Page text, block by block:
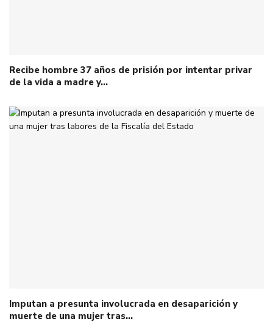
Recibe hombre 37 años de prisión por intentar privar
de la vida a madre y…
Imputan a presunta involucrada en desaparición y
muerte de una mujer tras…